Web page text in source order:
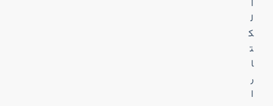
ا
ل
ک
ت
ا
ر
ا